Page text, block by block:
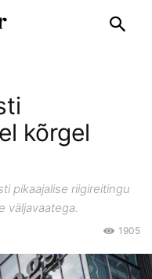
kõrgel
pikaajalise riigireitingu
väljavaatega.
1905